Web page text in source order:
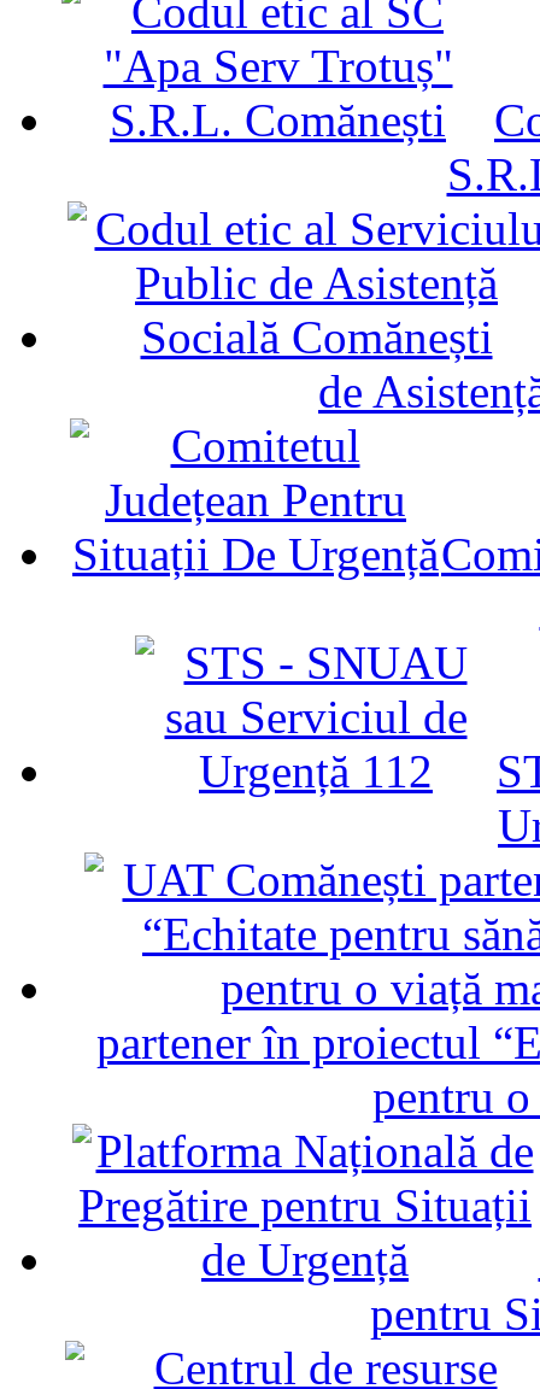
de
partener în proiectul
pentru
pentru